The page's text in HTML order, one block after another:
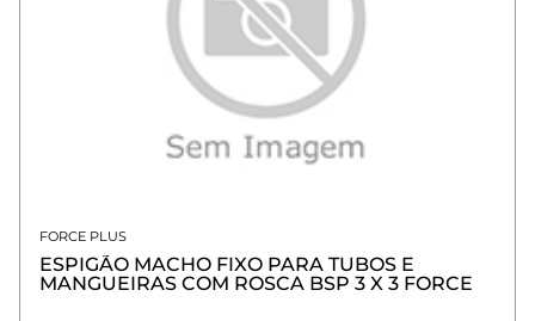
FORCE PLUS
ESPIGÃO MACHO FIXO PARA TUBOS E
MANGUEIRAS COM ROSCA BSP 3 X 3 FORCE